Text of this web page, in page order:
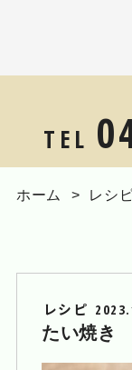
TEL
ホーム レシ
レシピ
たい焼き